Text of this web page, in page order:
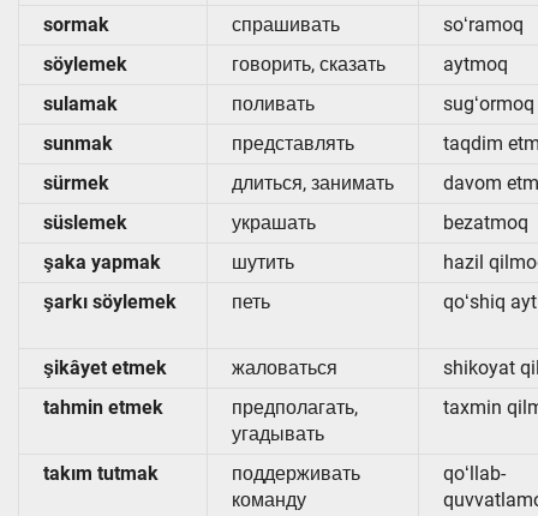
sormak
спрашивать
soʻramoq
söylemek
говорить, сказать
aytmoq
sulamak
поливать
sugʻormoq
sunmak
представлять
taqdim
sürmek
длиться, занимать
davom
süslemek
украшать
bezatmoq
şaka yapmak
шутить
hazil
şarkı söylemek
петь qoʻshiq
şikâyet etmek жаловаться
shikoyat
tahmin etmek
предполагать,
угадывать
taxmin
takım tutmak
поддерживать
команду
qoʻllab-